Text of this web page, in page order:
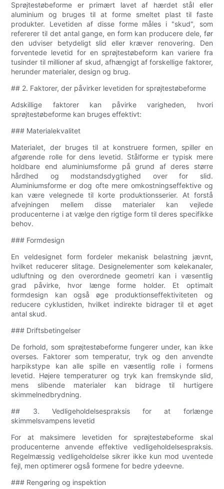
Sprøjtestøbeforme er primært lavet af hærdet stål eller
aluminium og bruges til at forme smeltet plast til faste
produkter. Levetiden af ​​disse forme måles i "skud", som
refererer til det antal gange, en form kan producere dele, før
den udviser betydeligt slid eller kræver renovering. Den
forventede levetid for en sprøjtestøbeform kan variere fra
tusinder til millioner af skud, afhængigt af forskellige faktorer,
herunder materialer, design og brug.
## 2. Faktorer, der påvirker levetiden for sprøjtestøbeforme
Adskillige faktorer kan påvirke varigheden, hvori
sprøjtestøbeforme kan bruges effektivt:
### Materialekvalitet
Materialet, der bruges til at konstruere formen, spiller en
afgørende rolle for dens levetid. Stålforme er typisk mere
holdbare end aluminiumsforme på grund af deres større
hårdhed og modstandsdygtighed over for slid.
Aluminiumsforme er dog ofte mere omkostningseffektive og
kan være velegnede til korte produktionsserier. At forstå
afvejningen mellem disse materialer kan vejlede
producenterne i at vælge den rigtige form til deres specifikke
behov.
### Formdesign
En veldesignet form fordeler mekanisk belastning jævnt,
hvilket reducerer slitage. Designelementer som kølekanaler,
udluftning og den overordnede geometri kan i væsentlig
grad påvirke, hvor længe forme holder. Et optimalt
formdesign kan også øge produktionseffektiviteten og
reducere cyklustiden, hvilket indirekte bidrager til et øget
antal skud.
### Driftsbetingelser
De forhold, som sprøjtestøbeforme fungerer under, kan ikke
overses. Faktorer som temperatur, tryk og den anvendte
harpikstype kan alle spille en væsentlig rolle i formens
levetid. Højere temperaturer og tryk kan fremskynde slid,
mens slibende materialer kan bidrage til hurtigere
skimmelnedbrydning.
## 3. Vedligeholdelsespraksis for at forlænge
skimmelsvampens levetid
For at maksimere levetiden for sprøjtestøbeforme skal
producenterne anvende effektive vedligeholdelsespraksis.
Regelmæssig vedligeholdelse sikrer ikke kun mod uventede
fejl, men optimerer også formene for bedre ydeevne.
### Rengøring og inspektion